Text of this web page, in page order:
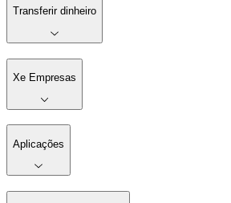
Transferir dinheiro
Xe Empresas
Aplicações